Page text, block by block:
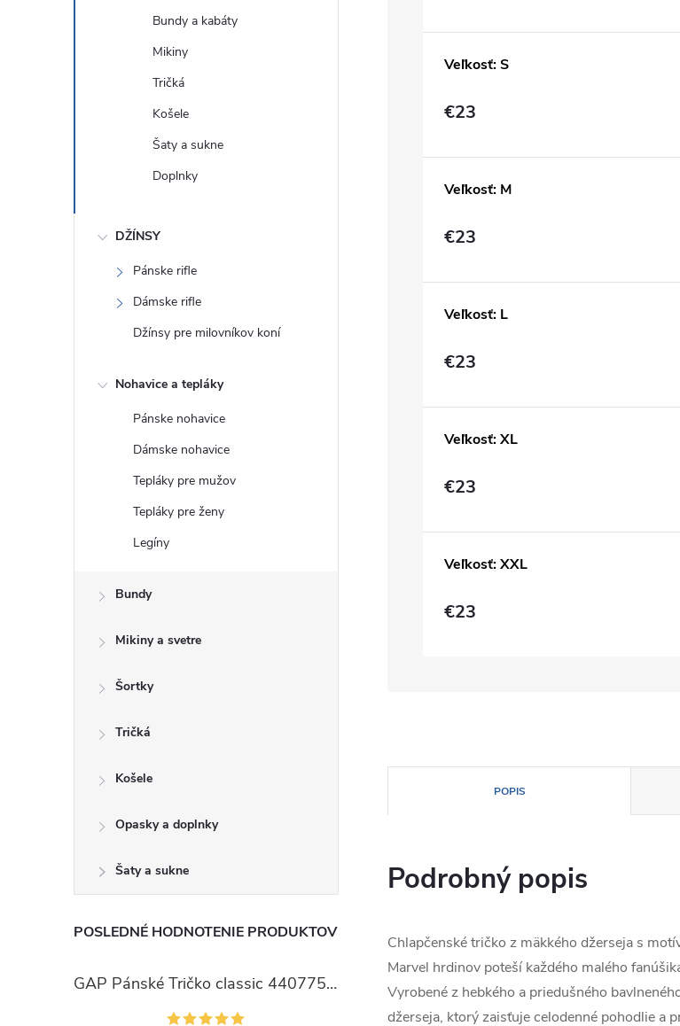
Bundy a kabáty
Mikiny
Tričká
Košele
Šaty a sukne
Doplnky
DŽÍNSY
Pánske rifle
Dámske rifle
Džínsy pre milovníkov koní
Nohavice a tepláky
Pánske nohavice
Dámske nohavice
Tepláky pre mužov
Tepláky pre ženy
Legíny
Bundy
Mikiny a svetre
Šortky
Tričká
Košele
Opasky a doplnky
Šaty a sukne
POSLEDNÉ HODNOTENIE PRODUKTOV
GAP Pánské Tričko classic 440775-00
Veľkosť: S
€23
Veľkosť: M
€23
Veľkosť: L
€23
Veľkosť: XL
€23
Veľkosť: XXL
€23
POPIS
Podrobný popis
Chlapčenské tričko z mäkkého džerseja s
Marvel hrdinov poteší každého malého
Vyrobené z hebkého a priedušného
džerseja, ktorý zaisťuje celodenné pohodlie a